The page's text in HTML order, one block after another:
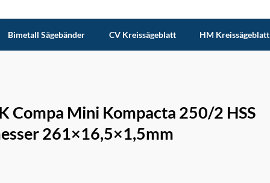
Bimetall Sägebänder CV Kreissägeblatt HM Kreissägeblatt
Compa Mini Kompacta 250/2 HSS
261×16,5×1,5mm